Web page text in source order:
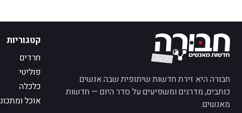
חבורה היא זירת חדשות שיתופית שבה אנשים
כותבים, מדרגים ומשפיעים על סדר היום — חדשות
מאנשים.
קטגוריות
חרדים
פוליטי
כלכלה
אוכל